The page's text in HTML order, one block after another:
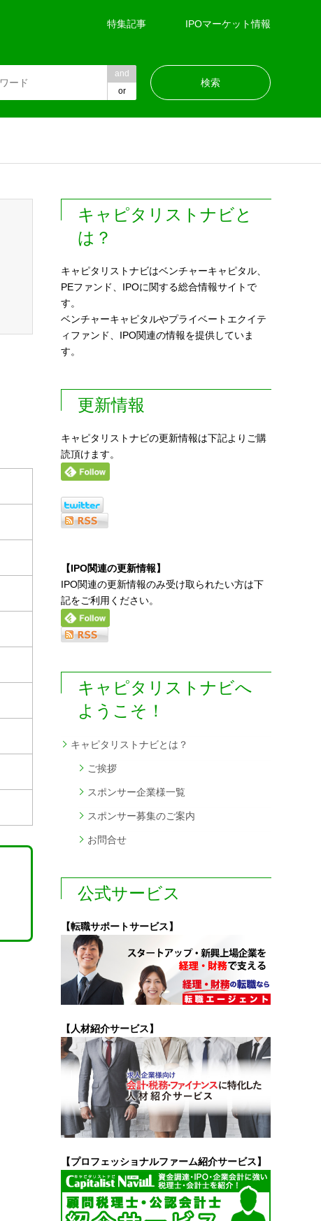
特集記事 IPOマーケット情報
and
or
キャピタリストナビと
は？
キャピタリストナビはベンチャーキャピタル、
PEファンド、IPOに関する総合情報サイトで
す。
ベンチャーキャピタルやプライベートエクイテ
ィファンド、IPO関連の情報を提供していま
す。
更新情報
キャピタリストナビの更新情報は下記よりご購
読頂けます。
【IPO関連の更新情報】
IPO関連の更新情報のみ受け取られたい方は下
記をご利用ください。
キャピタリストナビへ
ようこそ！
キャピタリストナビとは？
ご挨拶
スポンサー企業様一覧
スポンサー募集のご案内
お問合せ
公式サービス
【転職サポートサービス】
【人材紹介サービス】
【プロフェッショナルファーム紹介サービス】